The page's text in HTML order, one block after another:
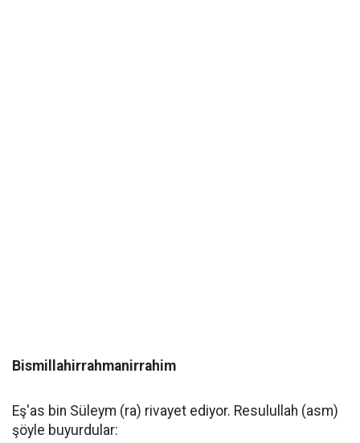
Bismillahirrahmanirrahim
Eş'as bin Süleym (ra) rivayet ediyor. Resulullah (asm)
şöyle buyurdular: